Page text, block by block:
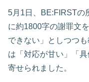
5月1日、BE:FIRSTの
に約1800字の謝罪文
できない」としつつ
は「対応が甘い」「
寄せられました。